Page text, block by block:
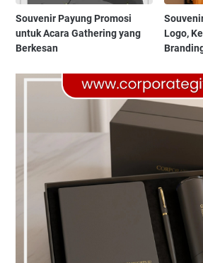
Souvenir Payung Promosi
untuk Acara Gathering yang
Berkesan
Logo,